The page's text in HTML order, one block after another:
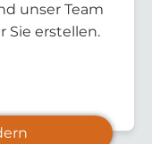
unser Team
Sie erstellen.